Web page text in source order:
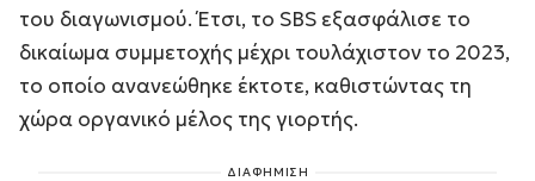
του διαγωνισμού. Έτσι, το SBS εξασφάλισε το
δικαίωμα συμμετοχής μέχρι τουλάχιστον το 2023,
το οποίο ανανεώθηκε έκτοτε, καθιστώντας τη
χώρα οργανικό μέλος της γιορτής.
ΔΙΑΦΗΜΙΣΗ